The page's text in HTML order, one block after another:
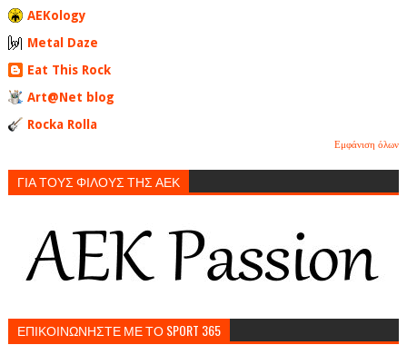
AEKology
Metal Daze
Eat This Rock
Art@Net blog
Rocka Rolla
Εμφάνιση όλων
ΓΙΑ ΤΟΥΣ ΦΙΛΟΥΣ ΤΗΣ ΑΕΚ
ΕΠΙΚΟΙΝΩΝΗΣΤΕ ΜΕ ΤΟ SPORT 365